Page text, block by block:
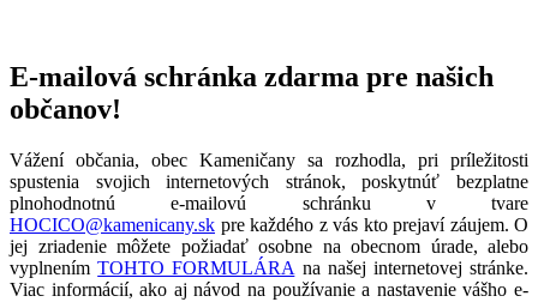
E-mailová schránka zdarma pre našich
občanov!
Vážení občania, obec Kameničany sa rozhodla, pri príležitosti
spustenia svojich internetových stránok, poskytnúť bezplatne
plnohodnotnú e-mailovú schránku v tvare
HOCICO@kamenicany.sk pre každého z vás kto prejaví záujem. O
jej zriadenie môžete požiadať osobne na obecnom úrade, alebo
vyplnenímTOHTO FORMULÁRA na našej internetovej stránke.
Viac informácií, ako aj návod na používanie a nastavenie vášho e-